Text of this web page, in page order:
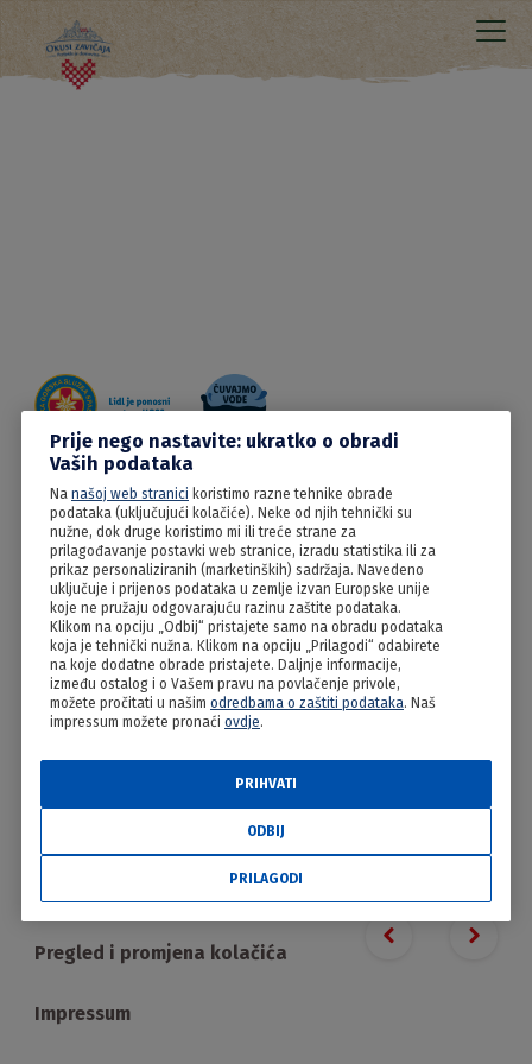
13.06.2022
Patka s mlincima
Previous slide
Next
Pregled i promjena kolačića
Impressum
Prije nego nastavite: ukratko o obradi
Vaših podataka
Na našoj web stranici koristimo razne tehnike obrade
podataka (uključujući kolačiće). Neke od njih tehnički su
nužne, dok druge koristimo mi ili treće strane za
prilagođavanje postavki web stranice, izradu statistika ili za
prikaz personaliziranih (marketinških) sadržaja. Navedeno
uključuje i prijenos podataka u zemlje izvan Europske unije
koje ne pružaju odgovarajuću razinu zaštite podataka.
Klikom na opciju „Odbij“ pristajete samo na obradu podataka
koja je tehnički nužna. Klikom na opciju „Prilagodi“ odabirete
na koje dodatne obrade pristajete. Daljnje informacije,
između ostalog i o Vašem pravu na povlačenje privole,
možete pročitati u našim odredbama o zaštiti podataka. Naš
impressum možete pronaći ovdje.
ODBIJ
PRIHVATI
PRILAGODI